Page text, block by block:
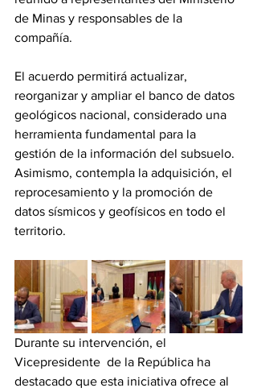
de Minas y responsables de la
compañía.
El acuerdo permitirá actualizar,
reorganizar y ampliar el banco de datos
geológicos nacional, considerado una
herramienta fundamental para la
gestión de la información del subsuelo.
Asimismo, contempla la adquisición, el
reprocesamiento y la promoción de
datos sísmicos y geofísicos en todo el
territorio.
Durante su intervención, el
Vicepresidente  de la República ha
destacado que esta iniciativa ofrece al